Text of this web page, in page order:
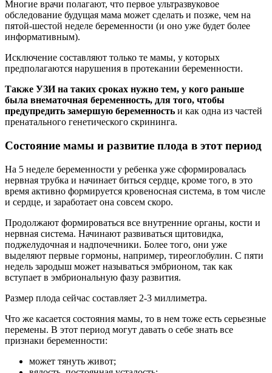
Многие врачи полагают, что первое ультразвуковое
обследование будущая мама может сделать и позже, чем на
пятой-шестой неделе беременности (и оно уже будет более
информативным).
Исключение составляют только те мамы, у которых
предполагаются нарушения в протекании беременности.
Также УЗИ на таких сроках нужно тем, у кого раньше
была внематочная беременность, для того, чтобы
предупредить замершую беременность и как одна из частей
пренатального генетического скрининга.
Состояние мамы и развитие плода в этот период
На 5 неделе беременности у ребенка уже сформировалась
нервная трубка и начинает биться сердце, кроме того, в это
время активно формируется кровеносная система, в том числе
и сердце, и заработает она совсем скоро.
Продолжают формироваться все внутренние органы, кости и
нервная система. Начинают развиваться щитовидка,
поджелудочная и надпочечники. Более того, они уже
выделяют первые гормоны, например, тиреоглобулин. С пяти
недель зародыш может называться эмбрионом, так как
вступает в эмбриональную фазу развития.
Размер плода сейчас составляет 2-3 миллиметра.
Что же касается состояния мамы, то в нем тоже есть серьезные
перемены. В этот период могут давать о себе знать все
признаки беременности:
может тянуть живот;